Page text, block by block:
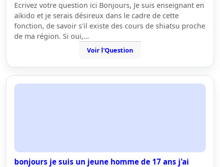
Ecrivez votre question ici Bonjours, Je suis enseignant en
aïkido et je serais désireux dans le cadre de cette
fonction, de savoir s'il existe des cours de shiatsu proche
de ma région. Si oui,…
Voir l'Question
bonjours je suis un jeune homme de 17 ans j'ai